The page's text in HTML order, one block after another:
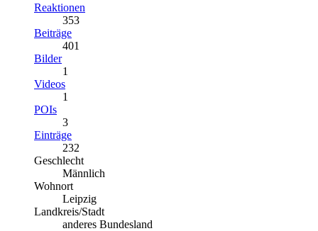
Reaktionen
353
Beiträge
401
Bilder
1
Videos
1
POIs
3
Einträge
232
Geschlecht
Männlich
Wohnort
Leipzig
Landkreis/Stadt
anderes Bundesland